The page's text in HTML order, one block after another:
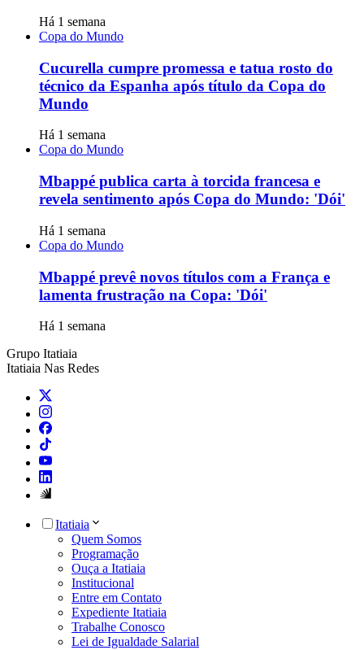
Há 1 semana
Copa do Mundo
Cucurella cumpre promessa e tatua rosto do
técnico da Espanha após título da Copa do
Mundo
Há 1 semana
Copa do Mundo
Mbappé publica carta à torcida francesa e
revela sentimento após Copa do Mundo: 'Dói'
Há 1 semana
Copa do Mundo
Mbappé prevê novos títulos com a França e
lamenta frustração na Copa: 'Dói'
Há 1 semana
Grupo Itatiaia
Itatiaia Nas Redes
Itatiaia
Quem Somos
Programação
Ouça a Itatiaia
Institucional
Entre em Contato
Expediente Itatiaia
Trabalhe Conosco
Lei de Igualdade Salarial